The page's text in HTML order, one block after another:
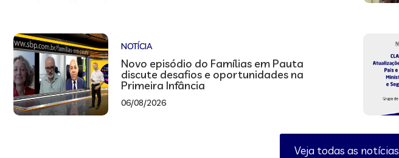
NOTÍCIA
Novo episódio do Famílias em Pauta
discute desafios e oportunidades na
Primeira Infância
06/08/2026
Veja todas as notícias